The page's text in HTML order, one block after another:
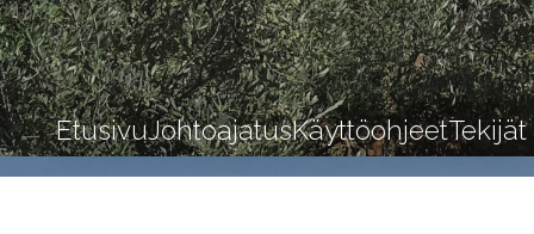
EtusivuJohtoajatusKäyttöohjeetTekijät